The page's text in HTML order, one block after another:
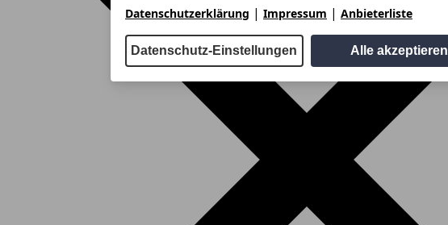
Datenschutzerklärung | Impressum | Anbieterliste
Datenschutz-Einstellungen Alle akzeptieren